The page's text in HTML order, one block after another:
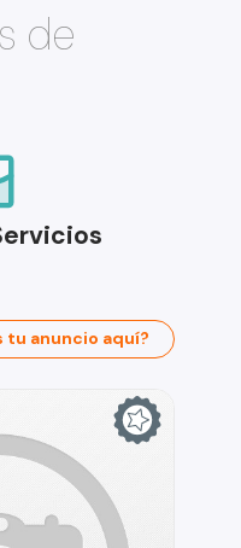
de
tu anuncio aquí?